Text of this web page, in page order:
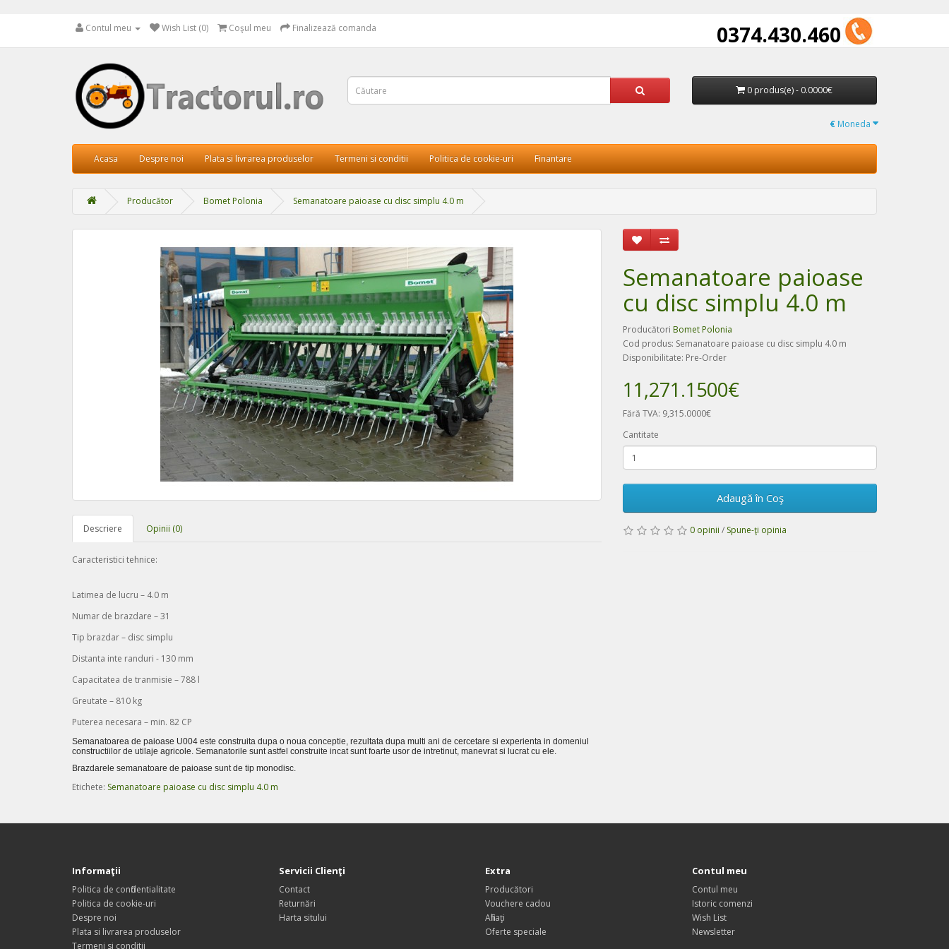
0374.430.460
Contul meu Wish List (0) Coşul meu Finalizează comanda
0 produs(e) - 0.0000€
€ Moneda
Acasa Despre noi Plata si livrarea produselor Termeni si conditii Politica de cookie-uri Finantare
Producător Bomet Polonia Semanatoare paioase cu disc simplu 4.0 m
Descriere Opinii (0)
Caracteristici tehnice:
Latimea de lucru – 4.0 m
Numar de brazdare – 31
Tip brazdar – disc simplu
Distanta inte randuri - 130 mm
Capacitatea de tranmisie – 788 l
Greutate – 810 kg
Puterea necesara – min. 82 CP
Semanatoarea de paioase U004 este construita dupa o noua conceptie, rezultata dupa multi ani de cercetare si experienta in domeniul
constructiilor de utilaje agricole. Semanatorile sunt astfel construite incat sunt foarte usor de intretinut, manevrat si lucrat cu ele.
Brazdarele semanatoare de paioase sunt de tip monodisc.
Semanatoare paioase
cu disc simplu 4.0 m
Producători Bomet Polonia
Cod produs: Semanatoare paioase cu disc simplu 4.0 m
Disponibilitate: Pre-Order
11,271.1500€
Fără TVA: 9,315.0000€
Cantitate
Adaugă în Coş
0 opinii / Spune-ţi opinia
Etichete: Semanatoare paioase cu disc simplu 4.0 m
Informaţii
Politica de confidentialitate
Politica de cookie-uri
Despre noi
Plata si livrarea produselor
Termeni si conditii
Servicii Clienţi
Contact
Returnări
Harta sitului
Extra
Producători
Vouchere cadou
Afiliaţi
Oferte speciale
Contul meu
Contul meu
Istoric comenzi
Wish List
Newsletter